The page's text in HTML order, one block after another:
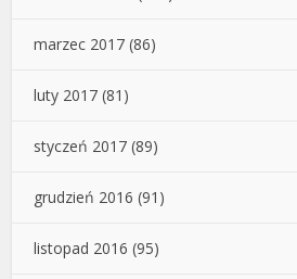
marzec 2017 (86)
luty 2017 (81)
styczeń 2017 (89)
grudzień 2016 (91)
listopad 2016 (95)